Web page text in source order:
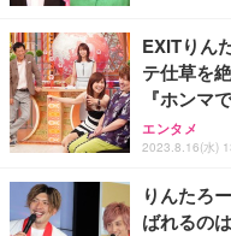
務用 おしゃ
Sezlife オ
ワーク チ
能 人間工学
レスト 3Dヘ
務用 おし
ANDWINT
【整備済み
ー フルHD
ort/VGA ス
応
￥15,800
【MiniLED/
Smart
限定】
超厚型 お徳
EXITりん
テ仕草を
『ホンマ
エンタメ
2023.8.16(水)
りんたろ
ばれるの